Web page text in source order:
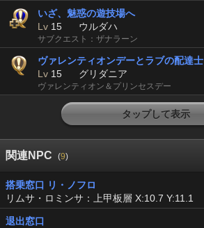
いざ、魅惑の遊技場へ
Lv 15 ウルダハ
サブクエスト：ザナラーン
ヴァレンティオンデーとラブの配達士
Lv 15 グリダニア
ヴァレンティオン＆プリンセスデー
タップして表示
関連NPC (9)
搭乗窓口 リ・ノフロ
リムサ・ロミンサ：上甲板層 X:10.7 Y:11.1
退出窓口